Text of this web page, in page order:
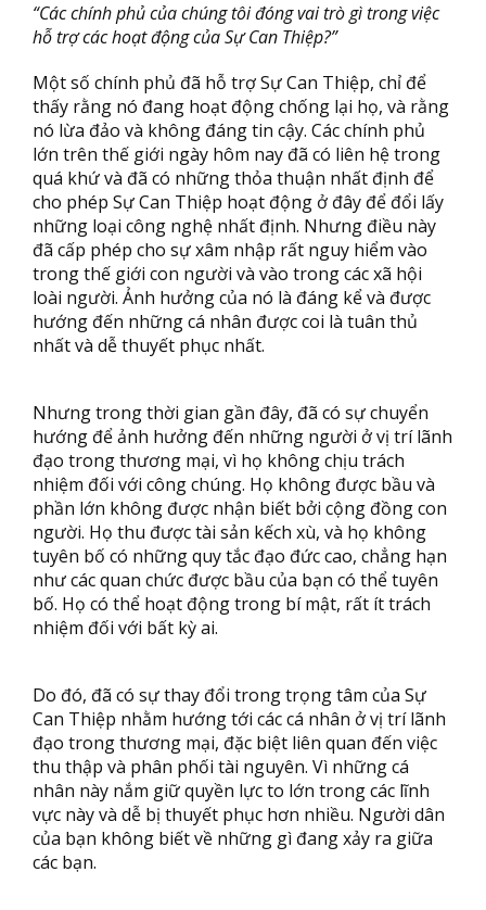
“Các chính phủ của chúng tôi đóng vai trò gì trong việc
hỗ trợ các hoạt động củaSự Can Thiệp?”
Một số chính phủ đã hỗ trợ Sự Can Thiệp, chỉ để
thấy rằng nó đang hoạt động chống lại họ, và rằng
nó lừa đảo và không đáng tin cậy. Các chính phủ
lớn trên thế giới ngày hôm nay đã có liên hệ trong
quá khứ và đã có những thỏa thuận nhất định để
cho phép Sự Can Thiệp hoạt động ở đây để đổi lấy
những loại công nghệ nhất định. Nhưng điều này
đã cấp phép cho sự xâm nhập rất nguy hiểm vào
trong thế giới con người và vào trong các xã hội
loài người. Ảnh hưởng của nó là đáng kể và được
hướng đến những cá nhân được coi là tuân thủ
nhất và dễ thuyết phục nhất.
Nhưng trong thời gian gần đây, đã có sự chuyển
hướng để ảnh hưởng đến những người ở vị trí lãnh
đạo trong thương mại, vì họ không chịu trách
nhiệm đối với công chúng. Họ không được bầu và
phần lớn không được nhận biết bởi cộng đồng con
người. Họ thu được tài sản kếch xù, và họ không
tuyên bố có những quy tắc đạo đức cao, chẳng hạn
như các quan chức được bầu của bạn có thể tuyên
bố. Họ có thể hoạt động trong bí mật, rất ít trách
nhiệm đối với bất kỳ ai.
Do đó, đã có sự thay đổi trong trọng tâm của Sự
Can Thiệp nhằm hướng tới các cá nhân ở vị trí lãnh
đạo trong thương mại, đặc biệt liên quan đến việc
thu thập và phân phối tài nguyên. Vì những cá
nhân này nắm giữ quyền lực to lớn trong các lĩnh
vực này và dễ bị thuyết phục hơn nhiều. Người dân
của bạn không biết về những gì đang xảy ra giữa
các bạn.